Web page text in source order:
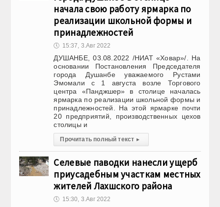
начала свою работу ярмарка по
реализации школьной формы и
принадлежностей
🕔 15:37, 3.Авг 2022
ДУШАНБЕ, 03.08.2022 /НИАТ «Ховар»/. На
основании Постановления Председателя
города Душанбе уважаемого Рустами
Эмомали с 1 августа возле Торгового
центра «Панджшер» в столице началась
ярмарка по реализации школьной формы и
принадлежностей. На этой ярмарке почти
20 предприятий, производственных цехов
столицы и
Прочитать полный текст ▸
Селевые паводки нанесли ущерб
приусадебным участкам местных
жителей Лахшского района
🕔 15:30, 3.Авг 2022